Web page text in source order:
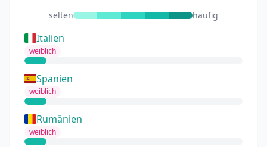
selten häufig
Italien
weiblich
Spanien
weiblich
Rumänien
weiblich